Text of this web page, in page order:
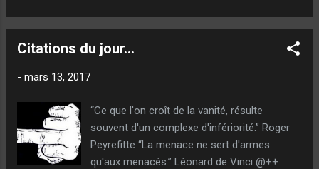
Citations du jour...
- mars 13, 2017
“Ce que l'on croît de la vanité, résulte
souvent d'un complexe d'infériorité.” Roger
Peyrefitte “La menace ne sert d'armes
qu'aux menacés.” Léonard de Vinci @++